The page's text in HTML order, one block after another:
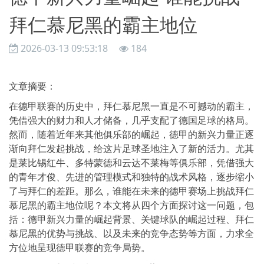
拜仁慕尼黑的霸主地位
2026-03-13 09:53:18 184
文章摘要：
在德甲联赛的历史中，拜仁慕尼黑一直是不可撼动的霸主，
凭借强大的财力和人才储备，几乎支配了德国足球的格局。
然而，随着近年来其他俱乐部的崛起，德甲的新兴力量正逐
渐向拜仁发起挑战，给这片足球圣地注入了新的活力。尤其
是莱比锡红牛、多特蒙德和云达不莱梅等俱乐部，凭借强大
的青年才俊、先进的管理模式和独特的战术风格，逐步缩小
了与拜仁的差距。那么，谁能在未来的德甲赛场上挑战拜仁
慕尼黑的霸主地位呢？本文将从四个方面探讨这一问题，包
括：德甲新兴力量的崛起背景、关键球队的崛起过程、拜仁
慕尼黑的优势与挑战、以及未来的竞争态势等方面，力求全
方位地呈现德甲联赛的竞争局势。